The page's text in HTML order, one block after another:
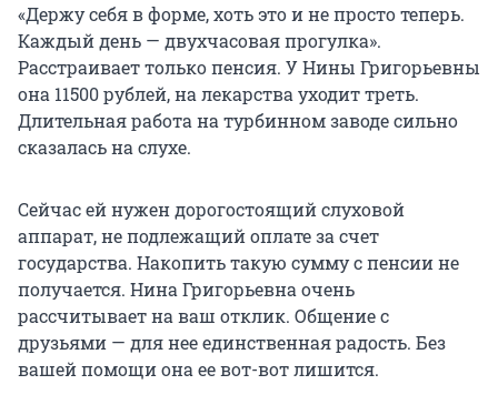
«Держу себя в форме, хоть это и не просто теперь.
Каждый день — двухчасовая прогулка».
Расстраивает только пенсия. У Нины Григорьевны
она 11500 рублей, на лекарства уходит треть.
Длительная работа на турбинном заводе сильно
сказалась на слухе.
Сейчас ей нужен дорогостоящий слуховой
аппарат, не подлежащий оплате за счет
государства. Накопить такую сумму с пенсии не
получается. Нина Григорьевна очень
рассчитывает на ваш отклик. Общение с
друзьями — для нее единственная радость. Без
вашей помощи она ее вот-вот лишится.